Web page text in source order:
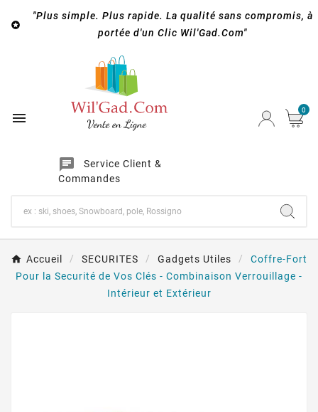

"Plus simple. Plus rapide. La qualité sans compromis, à
portée d'un Clic Wil'Gad.Com"

chat
Service Client &
Commandes
0
Accueil SECURITES Gadgets Utiles
Coffre-Fort
Pour la Securité de Vos Clés - Combinaison Verrouillage -
Intérieur et Extérieur